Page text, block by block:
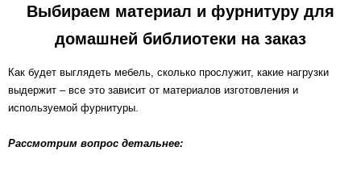
Выбираем материал и фурнитуру для
домашней библиотеки на заказ
Как будет выглядеть мебель, сколько прослужит, какие нагрузки
выдержит – все это зависит от материалов изготовления и
используемой фурнитуры.
Рассмотрим вопрос детальнее: